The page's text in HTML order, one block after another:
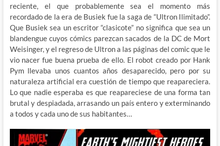
reciente, el que probablemente sea el momento más
recordado de la era de Busiek fue la saga de “Ultron Ilimitado”.
Que Busiek sea un escritor “clasicote” no significa que sea un
blandengue cuyos cómics parezcan sacados de la DC de Mort
Weisinger, y el regreso de Ultron a las páginas del comic que le
vio nacer fue buena prueba de ello. El robot creado por Hank
Pym llevaba unos cuantos años desaparecido, pero por su
naturaleza artificial era cuestión de tiempo que reapareciera.
Lo que nadie esperaba es que reapareciese de una forma tan
brutal y despiadada, arrasando un país entero y exterminando
a todos y cada uno de sus habitantes…